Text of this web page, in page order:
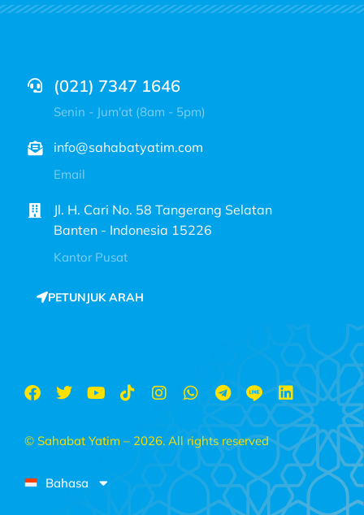
(021) 7347 1646
Senin - Jum'at (8am - 5pm)
info@sahabatyatim.com
Email
Jl. H. Cari No. 58 Tangerang Selatan
Banten - Indonesia 15226
Kantor Pusat
PETUNJUK ARAH
© Sahabat Yatim – 2026. All rights reserved
Bahasa